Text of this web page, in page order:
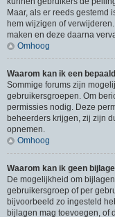
Maar, als er reeds gestemd
hem wijzigen of
maken en deze daarna
Omhoog
Waarom kan ik een
Sommige forums zijn
gebruikersgroepen. Om
permissies nodig. Deze
beheerders krijgen, zij zijn
opnemen.
Omhoog
Waarom kan ik geen
De mogelijkheid om
gebruikersgroep of per
bijvoorbeeld zo ingesteld
bijlagen mag toevoegen, of